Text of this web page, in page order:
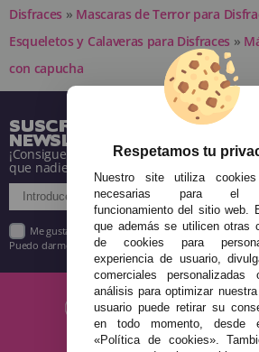
Disfraces » Mascaras de Terror para
Esqueletos y Calaveras para Disfraces »
con capucha
SUSCRÍBETE A NUESTRA
NEWSLETTER
¡Consigue descuentos y entérate de todo
que nadie!
Me gustaría recibir descuentos exclusivos,
Puedo darme de baja cuando quiera según lo
Respetamos tu
Nuestro site utiliza
necesarias para el
funcionamiento del sitio web.
que además se utilicen otras
de cookies para
experiencia de usuario,
comerciales personalizadas
análisis para optimizar
usuario puede retirar su
en todo momento, desde
«Política de cookies».